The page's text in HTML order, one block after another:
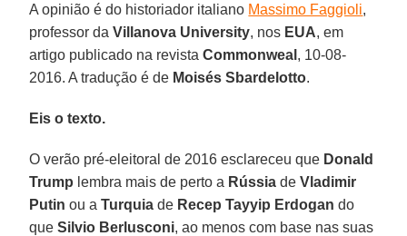
A opinião é do historiador italiano Massimo Faggioli,
professor daVillanova University, nos EUA, em
artigo publicado na revistaCommonweal , 10-08-
2016. A tradução é de Moisés Sbardelotto.
Eis o texto.
O verão pré-eleitoral de 2016 esclareceu que Donald
Trump lembra mais de perto a Rússia deVladimir
Putin ou aTurquia de Recep Tayyip Erdogan do
queSilvio Berlusconi, ao menos com base nas suas